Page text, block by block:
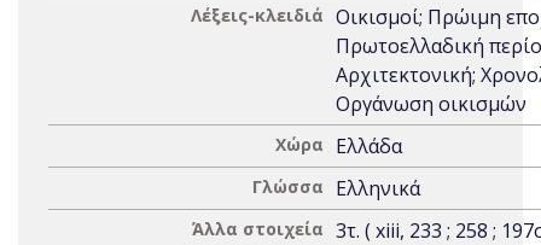
Λέξεις-κλειδιά Οικισμοί; Πρώιμη
Πρωτοελλαδική
Αρχιτεκτονική;
Οργάνωση οικισμών
Χώρα Ελλάδα
Γλώσσα Ελληνικά
Άλλα στοιχεία 3τ. ( xiii, 233 ; 258 ;